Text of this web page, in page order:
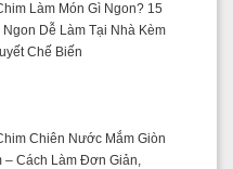
Làm Món Gì Ngon? 15
Ngon Dễ Làm Tại Nhà Kèm
Chế Biến
Chiên Nước Mắm Giòn
– Cách Làm Đơn Giản,